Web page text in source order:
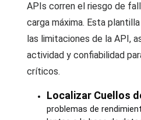
APIs corren el riesgo de
carga máxima. Esta
las limitaciones de la API,
actividad y confiabilidad
críticos.
Localizar Cuellos
problemas de